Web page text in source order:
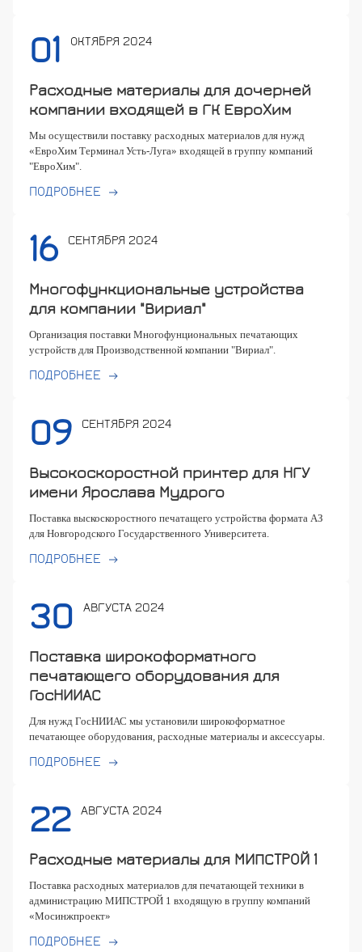
01 ОКТЯБРЯ 2024
Расходные материалы для дочерней
компании входящей в ГК ЕвроХим
Мы осуществили поставку расходных материалов для нужд
«ЕвроХим Терминал Усть-Луга» входящей в группу компаний
"ЕвроХим".
ПОДРОБНЕЕ
16 СЕНТЯБРЯ 2024
Многофункциональные устройства
для компании "Вириал"
Организация поставки Многофунциональных печатающих
устройств для Производственной компании "Вириал".
ПОДРОБНЕЕ
09 СЕНТЯБРЯ 2024
Высокоскоростной принтер для НГУ
имени Ярослава Мудрого
Поставка выскоскоростного печатащего устройства формата АЗ
для Новгородского Государственного Университета.
ПОДРОБНЕЕ
30 АВГУСТА 2024
Поставка широкоформатного
печатающего оборудования для
ГосНИИАС
Для нужд ГосНИИАС мы установили широкоформатное
печатающее оборудования, расходные материалы и аксессуары.
ПОДРОБНЕЕ
22 АВГУСТА 2024
Расходные материалы для МИПСТРОЙ 1
Поставка расходных материалов для печатающей техники в
администрацию МИПСТРОЙ 1 входящую в группу компаний
«Мосинжпроект»
ПОДРОБНЕЕ